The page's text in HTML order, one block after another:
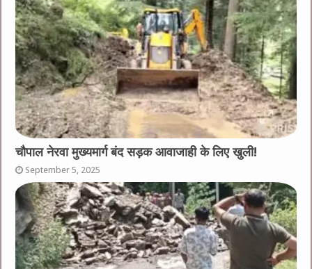
चौपाल नेरवा मुख्यमार्ग बंद सड़क आवाजाही के लिए खुली!
September 5, 2025